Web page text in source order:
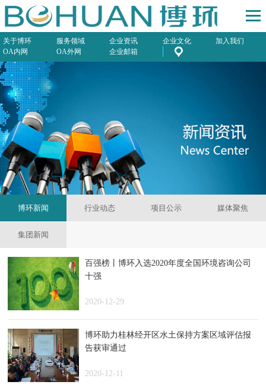
关于博环 服务领域 企业资讯 企业文化
加入我们
OA内网
OA外网 企业邮箱
博环新闻 行业动态 项目公示 媒体聚焦
集团新闻
百强榜丨博环入选2020年度全国环境咨询公司
十强
2020-12-29
博环助力桂林经开区水土保持方案区域评估报
告获审通过
2020-12-11